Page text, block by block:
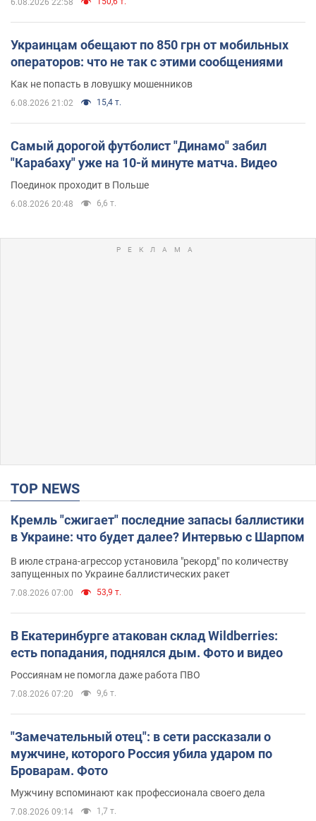
Украинцам обещают по 850 грн от мобильных
операторов: что не так с этими сообщениями
Как не попасть в ловушку мошенников
6.08.2026 21:02 15,4 т.
Самый дорогой футболист "Динамо" забил
"Карабаху" уже на 10-й минуте матча. Видео
Поединок проходит в Польше
6.08.2026 20:48 6,6 т.
TOP NEWS
Кремль "сжигает" последние запасы баллистики
в Украине: что будет далее? Интервью с Шарпом
В июле страна-агрессор установила "рекорд" по количеству
запущенных по Украине баллистических ракет
7.08.2026 07:00 53,9 т.
В Екатеринбурге атакован склад Wildberries:
есть попадания, поднялся дым. Фото и видео
Россиянам не помогла даже работа ПВО
7.08.2026 07:20 9,6 т.
"Замечательный отец": в сети рассказали о
мужчине, которого Россия убила ударом по
Броварам. Фото
Мужчину вспоминают как профессионала своего дела
7.08.2026 09:14 1,7 т.